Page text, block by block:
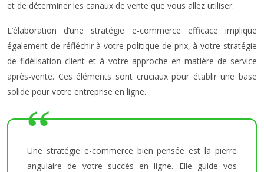
et de déterminer les canaux de vente que vous allez utiliser.
L’élaboration d’une stratégie e-commerce efficace implique
également de réfléchir à votre politique de prix, à votre stratégie
de fidélisation client et à votre approche en matière de service
après-vente. Ces éléments sont cruciaux pour établir une base
solide pour votre entreprise en ligne.
Une stratégie e-commerce bien pensée est la pierre
angulaire de votre succès en ligne. Elle guide vos